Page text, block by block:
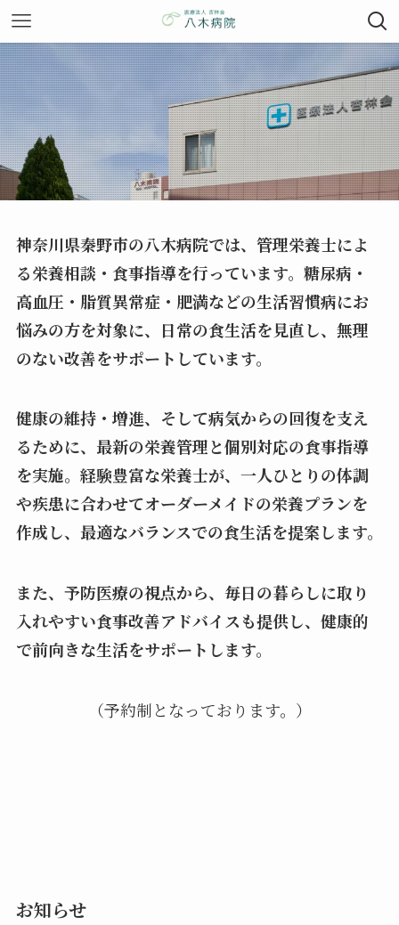
神奈川県秦野市の八木病院では、管理栄養士によ
る栄養相談・食事指導を行っています。糖尿病・
高血圧・脂質異常症・肥満などの生活習慣病にお
悩みの方を対象に、日常の食生活を見直し、無理
のない改善をサポートしています。
健康の維持・増進、そして病気からの回復を支え
るために、最新の栄養管理と個別対応の食事指導
を実施。経験豊富な栄養士が、一人ひとりの体調
や疾患に合わせてオーダーメイドの栄養プランを
作成し、最適なバランスでの食生活を提案します。
また、予防医療の視点から、毎日の暮らしに取り
入れやすい食事改善アドバイスも提供し、健康的
で前向きな生活をサポートします。
（予約制となっております。）
お知らせ